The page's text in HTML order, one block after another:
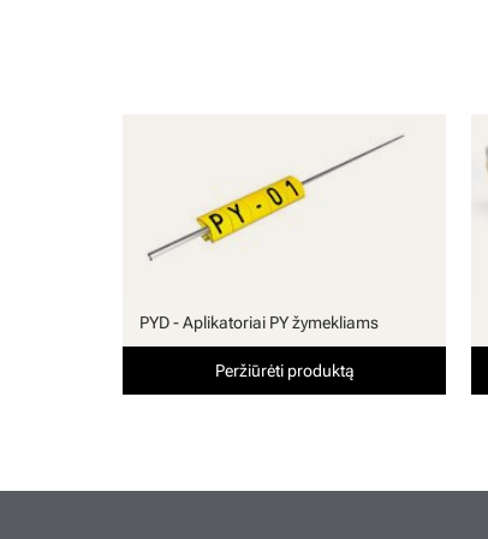
PYD - Aplikatoriai PY žymekliams
Peržiūrėti produktą